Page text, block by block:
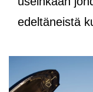
edeltäneistä